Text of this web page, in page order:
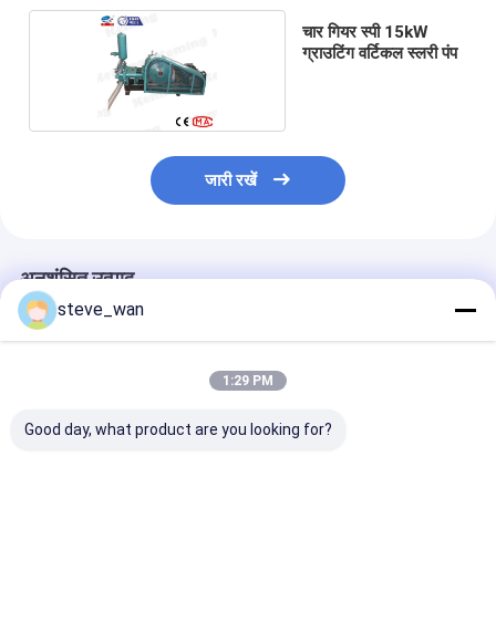
चार गियर स्पी 15kW
ग्राउटिंग वर्टिकल स्लरी पंप
जारी रखें
अनुशंसित उत्पाद
steve_wan
1:29 PM
Good day, what product are you looking for?